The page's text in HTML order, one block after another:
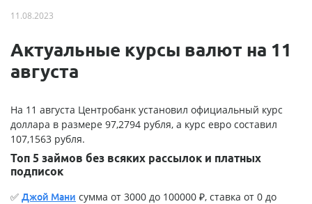
11.08.2023
Актуальные курсы валют на 11
августа
На 11 августа Центробанк установил официальный курс
доллара в размере 97,2794 рубля, а курс евро составил
107,1563 рубля.
Топ 5 займов без всяких рассылок и платных
подписок
✅ Джой Мани сумма от 3000 до 100000 ₽, ставка от 0 до